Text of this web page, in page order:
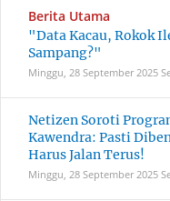
Berita Utama
"Data Kacau, Rokok
Sampang?"
Minggu, 28 September 2025
Netizen Soroti
Kawendra: Pasti
Harus Jalan Terus!
Minggu, 28 September 2025